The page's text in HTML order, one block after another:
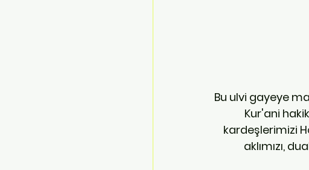
Bu ulvi gayeye
Kur'ani
kardeşlerimizi
aklımızı,